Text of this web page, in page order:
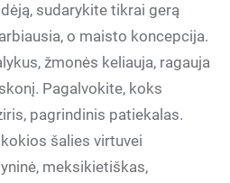
sudarykite tikrai gerą
o maisto koncepcija.
žmonės keliauja, ragauja
Pagalvokite, koks
pagrindinis patiekalas.
šalies virtuvei
meksikietiškas,